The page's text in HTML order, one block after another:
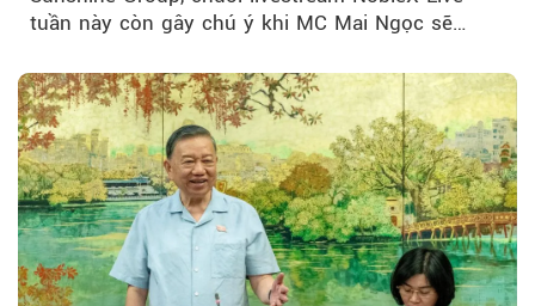
tuần này còn gây chú ý khi MC Mai Ngọc sẽ